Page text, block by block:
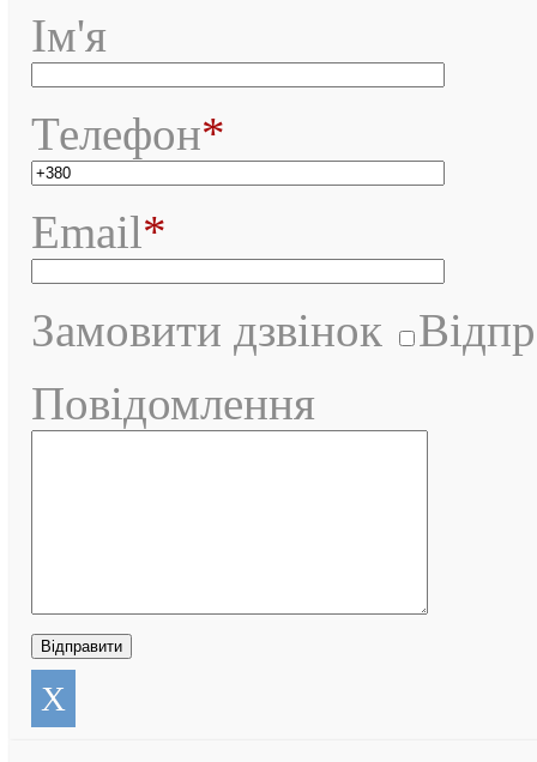
Ім'я
Телефон*
Email*
Замовити дзвінок
Повідомлення
X